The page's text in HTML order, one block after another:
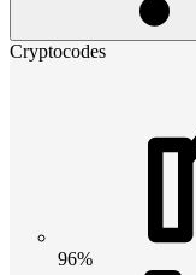
Cryptocodes
96%